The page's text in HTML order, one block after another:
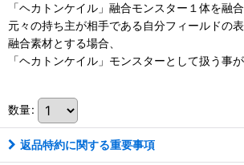
「ヘカトンケイル」融合モンスター１体を融合
元々の持ち主が相手である自分フィールドの
融合素材とする場合、
「ヘカトンケイル」モンスターとして扱う事が
数量:
返品特約に関する重要事項